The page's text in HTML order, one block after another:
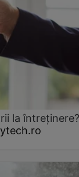
la întreținere?